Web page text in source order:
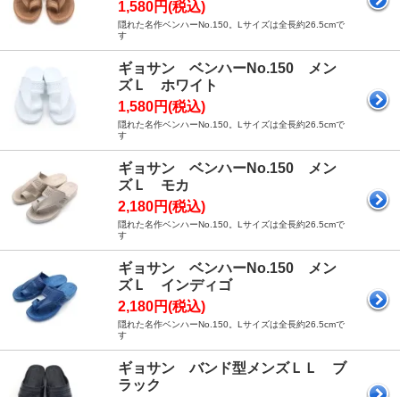
1,580円(税込)
隠れた名作ベンハーNo.150。Lサイズは全長約26.5cmで
す
ギョサン ベンハーNo.150 メン
ズＬ ホワイト
1,580円(税込)
隠れた名作ベンハーNo.150。Lサイズは全長約26.5cmで
す
ギョサン ベンハーNo.150 メン
ズＬ モカ
2,180円(税込)
隠れた名作ベンハーNo.150。Lサイズは全長約26.5cmで
す
ギョサン ベンハーNo.150 メン
ズＬ インディゴ
2,180円(税込)
隠れた名作ベンハーNo.150。Lサイズは全長約26.5cmで
す
ギョサン バンド型メンズＬＬ ブ
ラック